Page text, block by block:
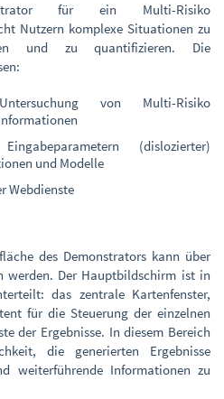
für ein Multi-Risiko
Nutzern komplexe Situationen zu
und zu quantifizieren. Die
von Multi-Risiko
(dislozierter)
und Modelle
Webdienste
des Demonstrators kann über
werden. Der Hauptbildschirm ist in
das zentrale Kartenfenster,
für die Steuerung der einzelnen
der Ergebnisse. In diesem Bereich
die generierten Ergebnisse
weiterführende Informationen zu